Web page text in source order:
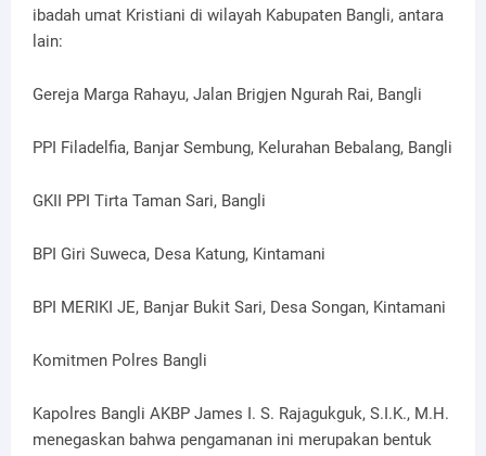
ibadah umat Kristiani di wilayah Kabupaten Bangli, antara
lain:
Gereja Marga Rahayu, Jalan Brigjen Ngurah Rai, Bangli
PPI Filadelfia, Banjar Sembung, Kelurahan Bebalang, Bangli
GKII PPI Tirta Taman Sari, Bangli
BPI Giri Suweca, Desa Katung, Kintamani
BPI MERIKI JE, Banjar Bukit Sari, Desa Songan, Kintamani
Komitmen Polres Bangli
Kapolres Bangli AKBP James I. S. Rajagukguk, S.I.K., M.H.
menegaskan bahwa pengamanan ini merupakan bentuk